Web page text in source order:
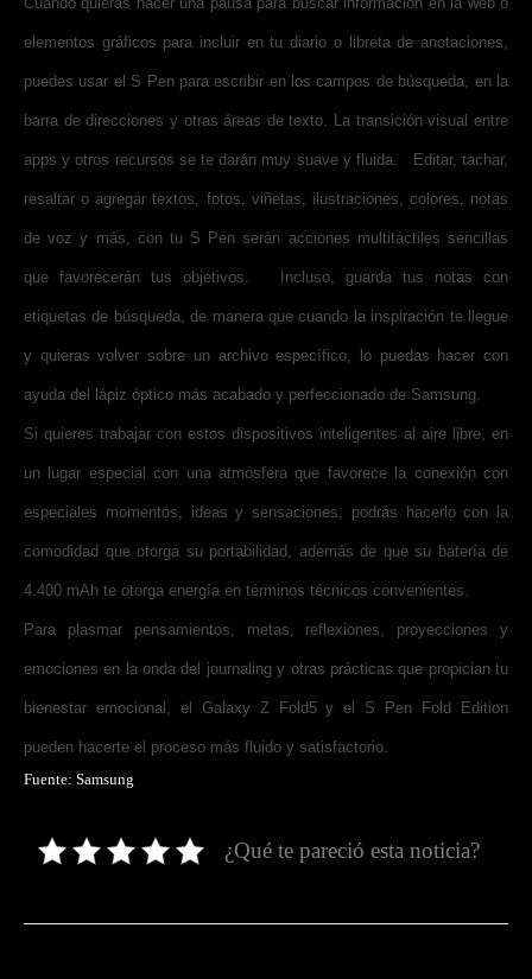
elementos gráficos para incluir en tu diario o libreta de anotaciones,
puedes usar el S Pen para escribir en los campos de búsqueda, en la
barra de direcciones y otras áreas de texto. La transición visual entre
apps y otros recursos se te darán muy suave y fluida. Editar, tachar,
resaltar o agregar textos, fotos, viñetas, ilustraciones, colores, notas
de voz y más, con tu S Pen serán acciones multitáctiles sencillas
que favorecerán tus objetivos. Incluso, guarda tus notas con
etiquetas de búsqueda, de manera que cuando la inspiración te llegue
y quieras volver sobre un archivo específico, lo puedas hacer con
ayuda del lápiz óptico más acabado y perfeccionado de Samsung.
Si quieres trabajar con estos dispositivos inteligentes al aire libre, en
un lugar especial con una atmósfera que favorece la conexión con
especiales momentos, ideas y sensaciones, podrás hacerlo con la
comodidad que otorga su portabilidad, además de que su batería de
4.400 mAh te otorga energía en términos técnicos convenientes.
Para plasmar pensamientos, metas, reflexiones, proyecciones y
emociones en la onda del journaling y otras prácticas que propician tu
bienestar emocional, el Galaxy Z Fold5 y el S Pen Fold Edition
pueden hacerte el proceso más fluido y satisfactorio.
Fuente: Samsung
¿Qué te pareció esta noticia?